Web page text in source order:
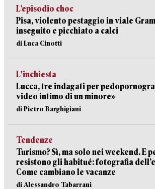
L’episodio choc
Pisa, violento pestaggio in viale
inseguito e picchiato a calci
di Luca Cinotti
L'inchiesta
Lucca, tre indagati per
video intimo di un minore»
di Pietro Barghigiani
Tendenze
Turismo? Sì, ma solo nei weekend. E
resistono gli habitué: fotografia
Come cambiano le vacanze
di Alessandro Tabarrani